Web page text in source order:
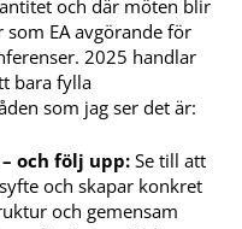
och där möten blir
EA avgörande för
2025 handlar
bara fylla
som jag ser det är:
och följ upp: Se till att
och skapar konkret
och gemensam